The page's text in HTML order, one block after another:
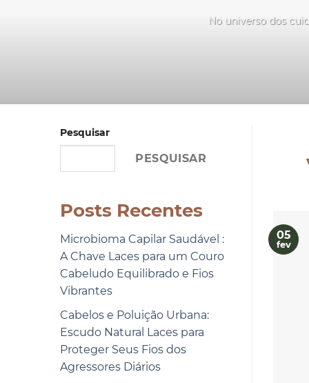
No universo dos
Pesquisar
PESQUISAR
Posts Recentes
Microbioma Capilar Saudável :
A Chave Laces para um Couro
Cabeludo Equilibrado e Fios
Vibrantes
Cabelos e Poluição Urbana:
Escudo Natural Laces para
Proteger Seus Fios dos
Agressores Diários
05
fev